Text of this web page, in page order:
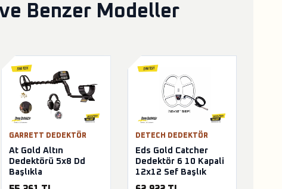
Benzer Modeller
GARRETT DEDEKTÖR
At Gold Altın
Dedektörü 5x8 Dd
Başlıkla
DETECH DEDEKTÖR
Eds Gold Catcher
Dedektör 6 10 Kapali
12x12 Sef Başlık